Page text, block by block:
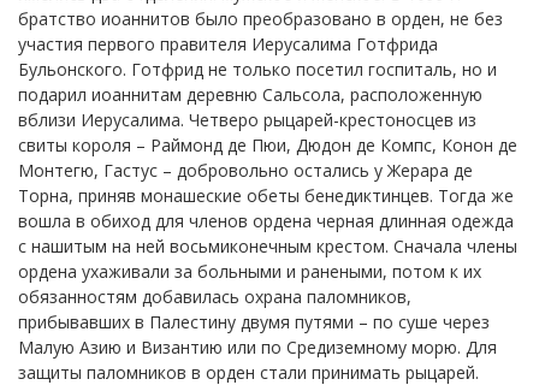
братство иоаннитов было преобразовано в орден, не без
участия первого правителя Иерусалима Готфрида
Бульонского. Готфрид не только посетил госпиталь, но и
подарил иоаннитам деревню Сальсола, расположенную
вблизи Иерусалима. Четверо рыцарей-крестоносцев из
свиты короля – Раймонд де Пюи, Дюдон де Компс, Конон де
Монтегю, Гастус – добровольно остались у Жерара де
Торна, приняв монашеские обеты бенедиктинцев. Тогда же
вошла в обиход для членов ордена черная длинная одежда
с нашитым на ней восьмиконечным крестом. Сначала члены
ордена ухаживали за больными и ранеными, потом к их
обязанностям добавилась охрана паломников,
прибывавших в Палестину двумя путями – по суше через
Малую Азию и Византию или по Средиземному морю. Для
защиты паломников в орден стали принимать рыцарей.